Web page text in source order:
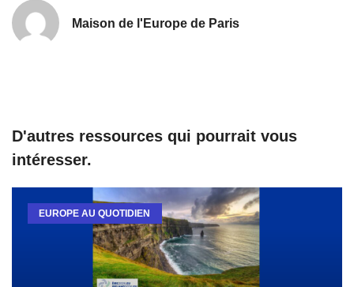
Maison de l'Europe de Paris
D'autres ressources qui pourrait vous
intéresser.
EUROPE AU QUOTIDIEN